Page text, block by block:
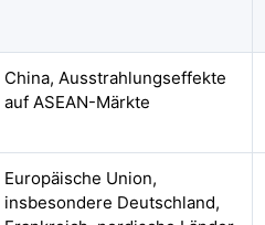
China, Ausstrahlungseffekte
auf ASEAN-Märkte
Europäische Union,
insbesondere Deutschland,